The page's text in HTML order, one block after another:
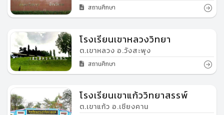
สถานศึกษา
โรงเรียนเขาหลวงวิทยา
ต.เขาหลวง อ.วังสะพุง
สถานศึกษา
โรงเรียนเขาแก้ววิทยาสรรพ์
ต.เขาแก้ว อ.เชียงคาน